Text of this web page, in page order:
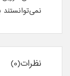
نمی‌توانستند
نظرات(0)